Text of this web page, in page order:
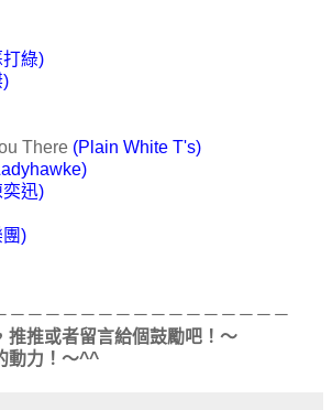
打綠)
)
There (Plain White T's)
奕迅)
團)
－－－－－－－－－－－－－－－－
推推或者留言給個鼓勵吧！～
動力！～^^